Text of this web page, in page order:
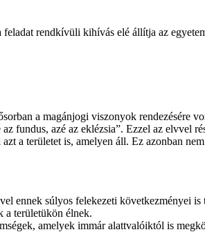
rendkívüli kihívás elé állítja az
a magánjogi viszonyok rendezésére
fundus, azé az eklézsia”. Ezzel az elvvel
a területet is, amelyen áll. Ez azonban
ennek súlyos felekezeti következményei is
a területükön élnek.
amelyek immár alattvalóiktól is